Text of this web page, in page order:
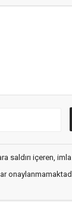
saldırı içeren,